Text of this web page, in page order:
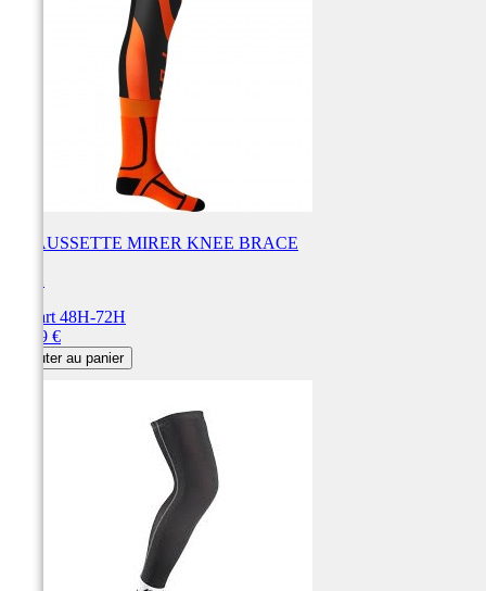
CHAUSSETTE MIRER KNEE BRACE
Départ 48H-72H
39,99 €
Ajouter au panier